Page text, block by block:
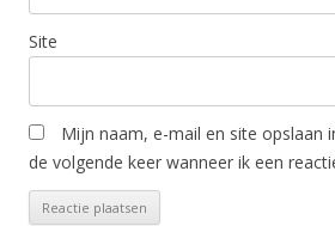
Site
Mijn naam, e-mail en site opslaan
de volgende keer wanneer ik een